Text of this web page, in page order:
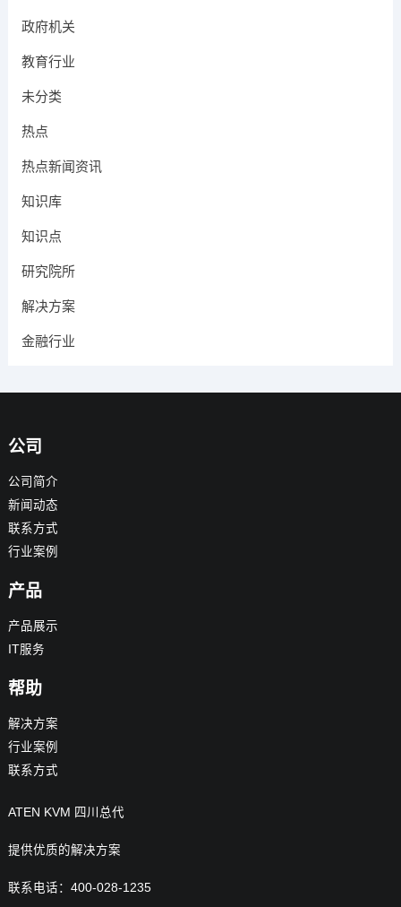
政府机关
教育行业
未分类
热点
热点新闻资讯
知识库
知识点
研究院所
解决方案
金融行业
公司
公司简介
新闻动态
联系方式
行业案例
产品
产品展示
IT服务
帮助
解决方案
行业案例
联系方式
ATEN KVM 四川总代
提供优质的解决方案
联系电话：400-028-1235